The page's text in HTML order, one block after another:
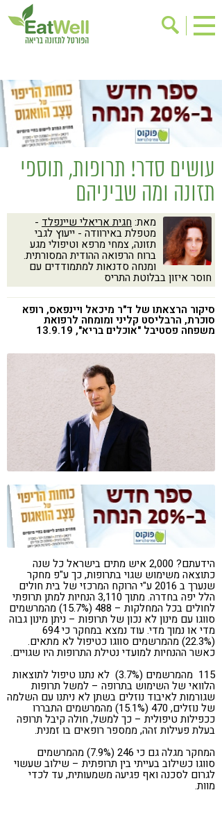
בישול בריא
אינדקס עסקים
ריפוי ומניעת מחלות
בריאות האישה
מתכוני בריאות
אירועים
שינוי תזונתי
גישות בתזונה
דיאטה
ניקוי רעלים
מזונות על
ילדים
תזונה וספורט
הפרעות קשב & ריכוז
אכילה רגשית
רגישות לגלוטן
טעים להכיר
קורונה
טבעונות
עושים סדר! תרופות, תוספי
תזונה ומה שביניהם
מאת: חגית אריאלי שיינפלד -
מטפלת באירוודה - ייעוץ לגבי
תזונה, צמחי מרפא וטיפולי מגע
ברוח הרפואה ההודית המסורתית.
ומנחה סדנאות למתמודדים עם
חוסר איזון בבלוטת התריס
סיקור הרצאתו של ד"ר מיכאל ויינפאס, רופא
סוכרת, הרבליסט קליני ומומחה לרפואת
משפחה פסטיבל "אוכלים בריא", 13.9.19
הידעתם? 2,000 איש מתים בישראל כל שנה
כתוצאה משימוש שגוי בתרופות, כך ע"פ מחקר
שנערך ב 2016 ע"י הרוקח המרכזי של בית חולים
הלל יפה בחדרה. מתוך 3,110 הנחיות למתן תרופתי
לחולים בכל המחלקות – 488 (15.7%) מהמרשמים
סווגו עם מינון לא נכון של תרופות – ניתן מינון גבוה
מדי או נמוך מדי. עוד נמצא במחקר כי 694
(22.3%) מהמרשמים סווגו כטיפול לא מתאים.
כאשר ההנחיות למועדי נטילת התרופות היו שגויים.
115 מהמרשמים (3.7%) לא נתנו טיפול לתוצאות
הלוואי של השימוש בתרופה – למשל תרופות
שגורמות לאיבוד נוזלים בשתן לא ניתנו עם השלמה
של נוזלים, 470 (15.1%) מהמרשמים התבררו
ככפילות טיפולית – כך למשל, חולה קיבל תרופה
בעלת פעילות זהה, ממספר רופאים בו זמנית.
המחקר מגלה גם כי 246 (7.9%) מהמרשמים
סווגו כשילוב בעייתי בין תרופתית – שילוב שעשוי
לגרום לסכנה ואף פגיעה משמעותית, עד לכדי
מוות.